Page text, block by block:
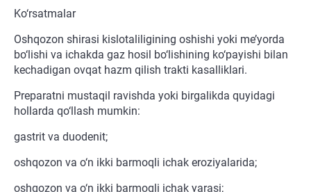
Ko‘rsatmalar
Oshqozon shirasi kislotaliligining oshishi yoki me’yorda
bo‘lishi va ichakda gaz hosil bo‘lishining ko‘payishi bilan
kechadigan ovqat hazm qilish trakti kasalliklari.
Preparatni mustaqil ravishda yoki birgalikda quyidagi
hollarda qo‘llash mumkin:
gastrit va duodenit;
oshqozon va o‘n ikki barmoqli ichak eroziyalarida;
oshqozon va o‘n ikki barmoqli ichak yarasi;